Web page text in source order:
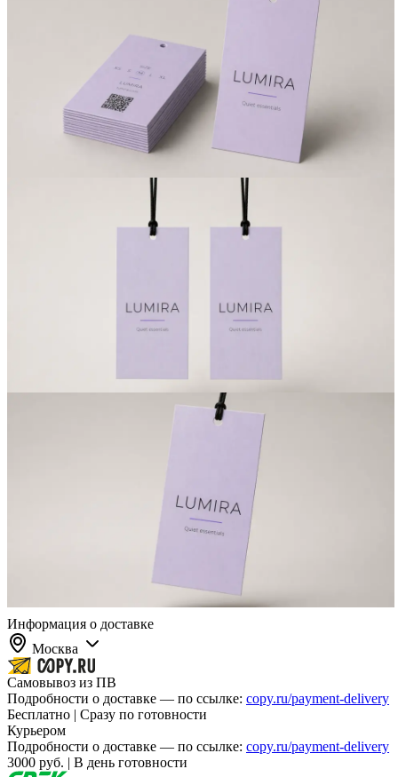
Информация о доставке
Москва
Самовывоз из ПВ
Подробности о доставке — по ссылке: copy.ru/payment-delivery
Бесплатно | Сразу по готовности
Курьером
Подробности о доставке — по ссылке: copy.ru/payment-delivery
3000 руб. | В день готовности